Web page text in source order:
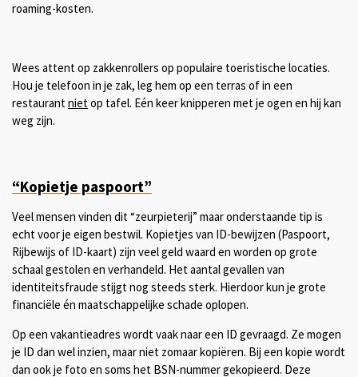
roaming-kosten.
Wees attent op zakkenrollers op populaire toeristische locaties.
Hou je telefoon in je zak, leg hem op een terras of in een
restaurantnietop tafel. Eén keer knipperen met je ogen en hij kan
weg zijn.
“Kopietje paspoort”
Veel mensen vinden dit “zeurpieterij” maar onderstaande tip is
echt voor je eigen bestwil. Kopietjes van ID-bewijzen (Paspoort,
Rijbewijs of ID-kaart) zijn veel geld waard en worden op grote
schaal gestolen en verhandeld. Het aantal gevallen van
identiteitsfraude stijgt nog steeds sterk. Hierdoor kun je grote
financiële én maatschappelijke schade oplopen.
Op een vakantieadres wordt vaak naar een ID gevraagd. Ze mogen
je ID dan wel inzien, maar niet zomaar kopiëren. Bij een kopie wordt
dan ook je foto en soms het BSN-nummer gekopieerd. Deze